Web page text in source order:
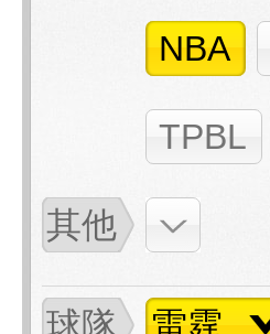
NBA
TPBL
其他
球隊 雷霆